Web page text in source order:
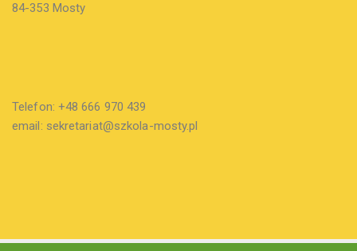
84-353 Mosty
Telefon: +48 666 970 439
email: sekretariat@szkola-mosty.pl